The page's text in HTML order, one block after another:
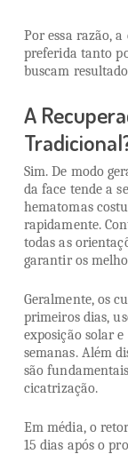
Por essa razão,
preferida tanto
buscam
A
Sim. De modo
da face tende a
hematomas
rapidamente.
todas as
garantir os
Geralmente, os
primeiros dias,
exposição solar
semanas. Além
são
cicatrização.
Em média, o
15 dias após o